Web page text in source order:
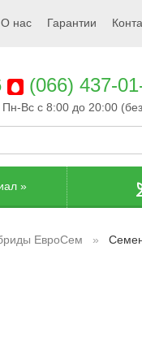
О нас Гарантии
(066) 437-
Пн-Вс с 8:00 до 20:00
»
ЕвроСем